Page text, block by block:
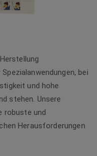
bei
und hohe
stehen. Unsere
robuste und
Herausforderungen